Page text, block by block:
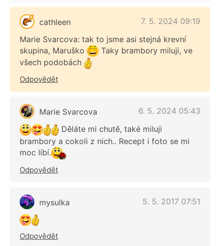
cathleen
7. 5. 2024 09:19
Marie Svarcova: tak to jsme asi stejná krevní
skupina, Maruško
Taky brambory miluji, ve
všech podobách
Odpovědět
Marie Svarcova
6. 5. 2024 05:43
Děláte mi chutě, také miluji
brambory a cokoli z nich.. Recept i foto se mi
moc líbí.
Odpovědět
mysulka 5. 5. 2017 07:51
Odpovědět